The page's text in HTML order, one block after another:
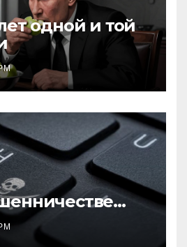
одной и той
в содействие